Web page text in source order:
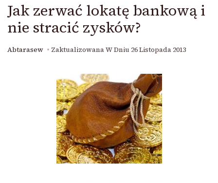
Jak zerwać lokatę bankową i
nie stracić zysków?
Abtarasew Zaktualizowana W Dniu 26 Listopada 2013